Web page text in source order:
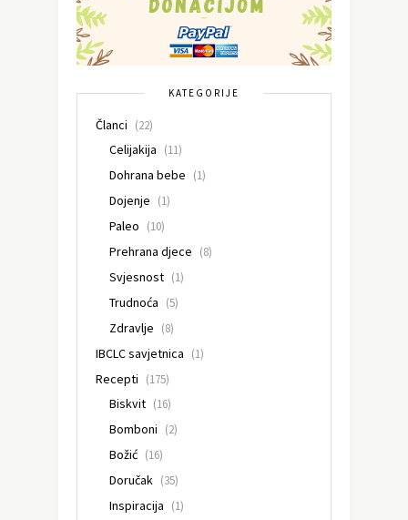
KATEGORIJE
Članci (22)
Celijakija (11)
Dohrana bebe (1)
Dojenje (1)
Paleo (10)
Prehrana djece (8)
Svjesnost (1)
Trudnoća (5)
Zdravlje (8)
IBCLC savjetnica (1)
Recepti (175)
Biskvit (16)
Bomboni (2)
Božić (16)
Doručak (35)
Inspiracija (1)